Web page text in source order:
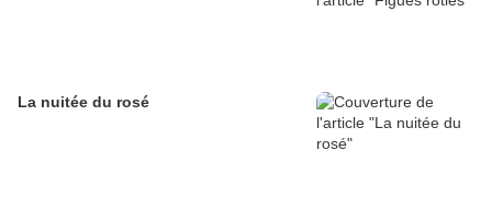
La nuitée du rosé